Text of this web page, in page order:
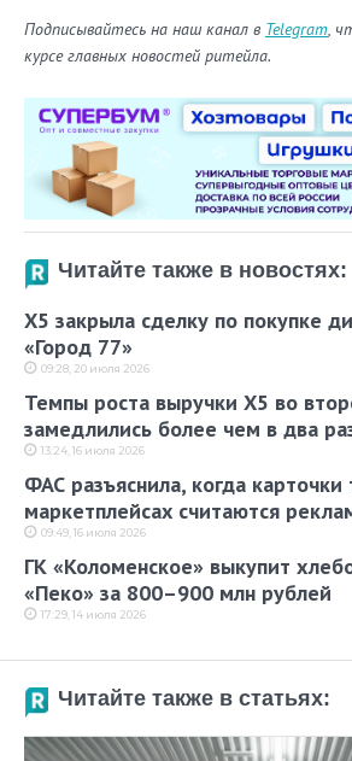
Подписывайтесь на наш канал в Telegram,
курсе главных новостей ритейла.
Читайте также в новостях:
X5 закрыла сделку по покупке
«Город 77»
09:28, 20 июля 2026
Темпы роста выручки X5 во
замедлились более чем в два
13:24, 16 июля 2026
ФАС разъяснила, когда карточки
маркетплейсах считаются
09:49, 16 июля 2026
ГК «Коломенское» выкупит
«Пеко» за 800–900 млн рублей
17:29, 14 июля 2026
Читайте также в статьях: